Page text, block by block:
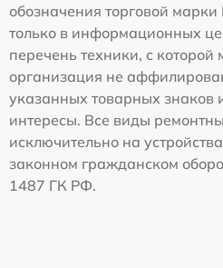
обозначения торговой
только в информационных
перечень техники, с
организация не
указанных товарных знаков
интересы. Все виды
исключительно на
законном гражданском
1487 ГК РФ.